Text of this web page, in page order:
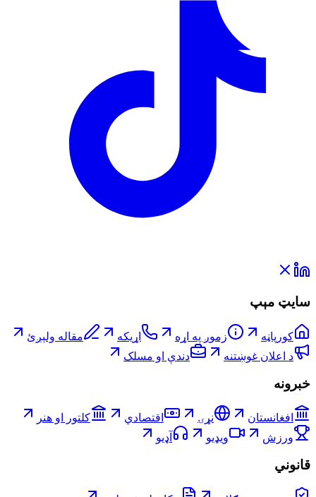
سایټ مېپ
کورپاڼه زموږ په اړه اړیکه
مقاله ولېږئ
د اعلان غوښتنه
دندې او مسلک
خبرونه
افغانستان نړۍ اقتصادي
کلتور او هنر
ورزش
ویډیو آډیو
قانوني